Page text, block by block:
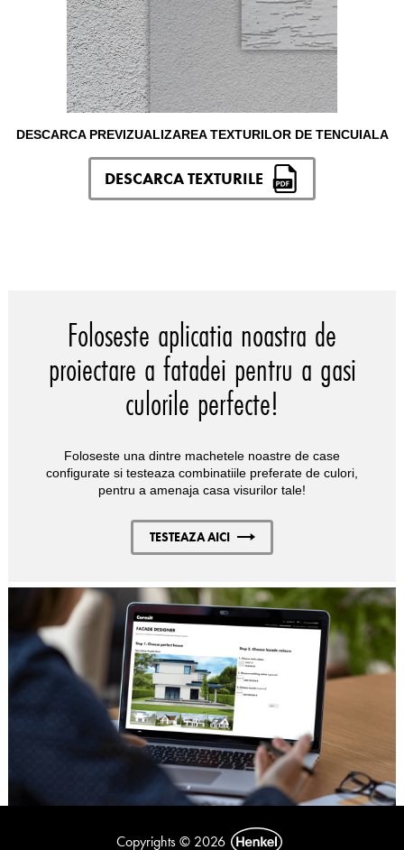
DESCARCA PREVIZUALIZAREA TEXTURILOR DE TENCUIALA
DESCARCA TEXTURILE
Foloseste aplicatia noastra de
proiectare a fatadei pentru a gasi
culorile perfecte!
Foloseste una dintre machetele noastre de case
configurate si testeaza combinatiile preferate de culori,
pentru a amenaja casa visurilor tale!
TESTEAZA AICI
Copyrights © 2026